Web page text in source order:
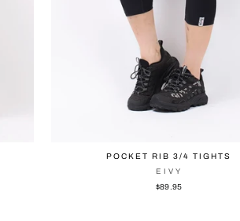
POCKET RIB 3/4 TIGHTS
EIVY
$89.95